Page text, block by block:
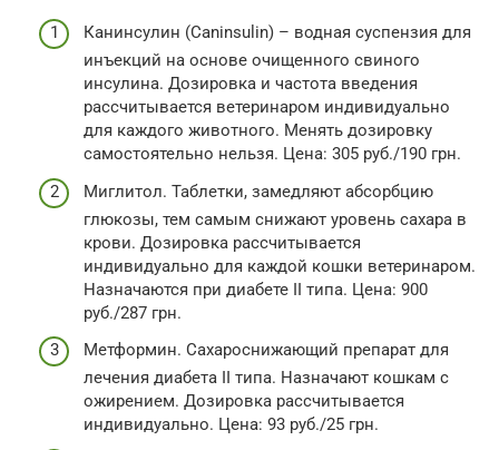
Канинсулин (Caninsulin) – водная суспензия для
инъекций на основе очищенного свиного
инсулина. Дозировка и частота введения
рассчитывается ветеринаром индивидуально
для каждого животного. Менять дозировку
самостоятельно нельзя. Цена: 305 руб./190 грн.
Миглитол. Таблетки, замедляют абсорбцию
глюкозы, тем самым снижают уровень сахара в
крови. Дозировка рассчитывается
индивидуально для каждой кошки ветеринаром.
Назначаются при диабете II типа. Цена: 900
руб./287 грн.
Метформин. Сахароснижающий препарат для
лечения диабета II типа. Назначают кошкам с
ожирением. Дозировка рассчитывается
индивидуально. Цена: 93 руб./25 грн.